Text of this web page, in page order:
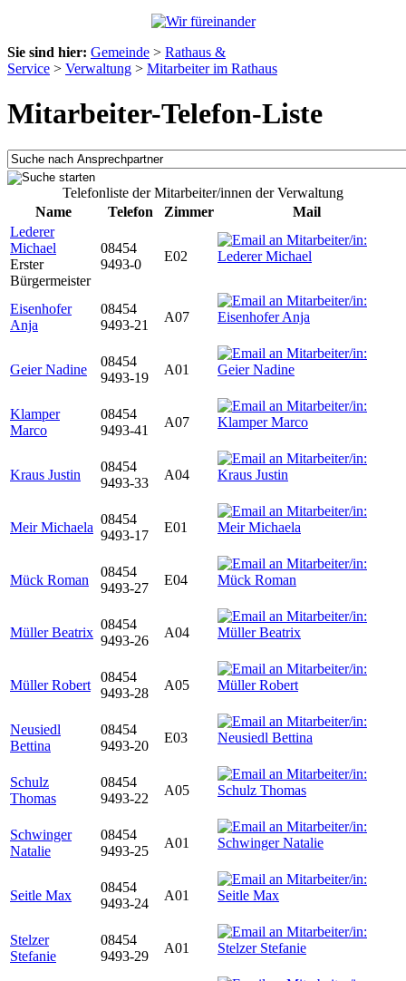
Sie sind hier: Gemeinde > Rathaus &
Service > Verwaltung > Mitarbeiter im Rathaus
Mitarbeiter-Telefon-Liste
Telefonliste der Mitarbeiter/innen der Verwaltung
Name
Telefon Zimmer
Mail
Lederer
Michael
Erster
Bürgermeister
08454
9493-0
E02
Eisenhofer
Anja
08454
9493-21
A07
Geier Nadine
08454
9493-19
A01
Klamper
Marco
08454
9493-41
A07
Kraus Justin
08454
9493-33
A04
Meir Michaela
08454
9493-17
E01
Mück Roman
08454
9493-27
E04
Müller Beatrix
08454
9493-26
A04
Müller Robert
08454
9493-28
A05
Neusiedl
Bettina
08454
9493-20
E03
Schulz
Thomas
08454
9493-22
A05
Schwinger
Natalie
08454
9493-25
A01
Seitle Max
08454
9493-24
A01
Stelzer
Stefanie
08454
9493-29
A01